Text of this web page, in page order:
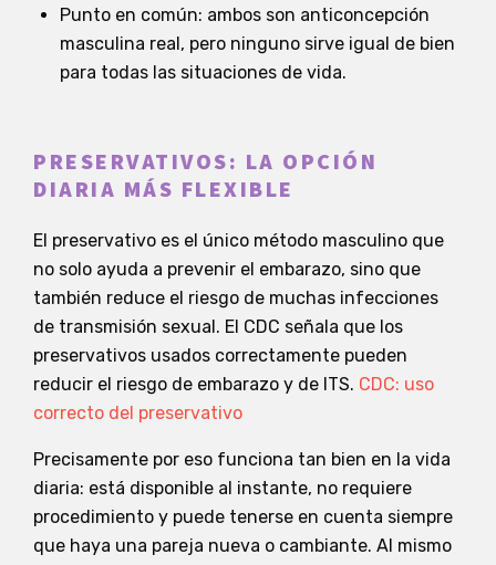
Punto en común: ambos son anticoncepción
masculina real, pero ninguno sirve igual de bien
para todas las situaciones de vida.
PRESERVATIVOS: LA OPCIÓN
DIARIA MÁS FLEXIBLE
El preservativo es el único método masculino que
no solo ayuda a prevenir el embarazo, sino que
también reduce el riesgo de muchas infecciones
de transmisión sexual. El CDC señala que los
preservativos usados correctamente pueden
reducir el riesgo de embarazo y de ITS. CDC: uso
correcto del preservativo
Precisamente por eso funciona tan bien en la vida
diaria: está disponible al instante, no requiere
procedimiento y puede tenerse en cuenta siempre
que haya una pareja nueva o cambiante. Al mismo